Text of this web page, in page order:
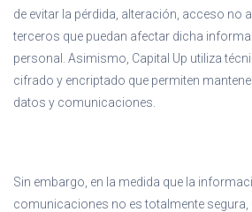
de evitar la pérdida, alteración, acceso no
terceros que puedan afectar dicha
personal. Asimismo, Capital Up utiliza
cifrado y encriptado que permiten
datos y comunicaciones.
Sin embargo, en la medida que la
comunicaciones no es totalmente segura,